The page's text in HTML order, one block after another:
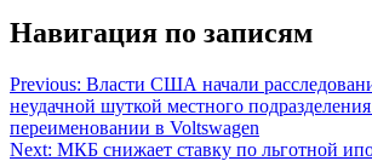
Навигация по записям
Previous: Власти США начали
неудачной шуткой местного
переименовании в Voltswagen
Next: МКБ снижает ставку по льготной